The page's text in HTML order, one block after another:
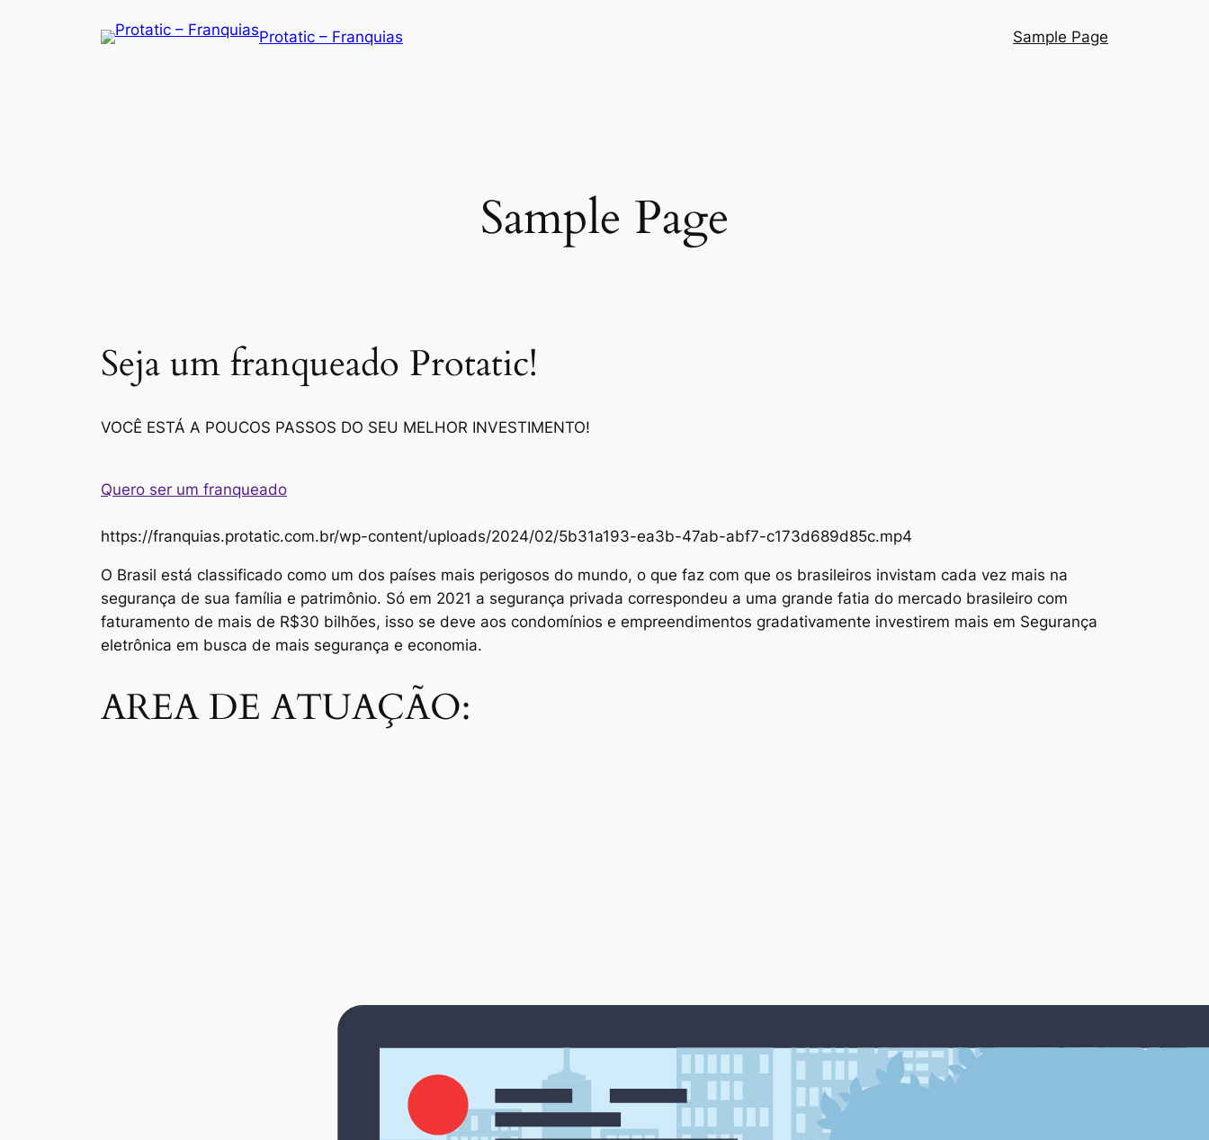
Protatic – Franquias Sample Page
Sample Page
Seja um franqueado Protatic!
VOCÊ ESTÁ A POUCOS PASSOS DO SEU MELHOR INVESTIMENTO!
Quero ser um franqueado
https://franquias.protatic.com.br/wp-content/uploads/2024/02/5b31a193-ea3b-47ab-abf7-c173d689d85c.mp4
O Brasil está classificado como um dos países mais perigosos do mundo, o que faz com que os brasileiros invistam cada vez mais na
segurança de sua família e patrimônio. Só em 2021 a segurança privada correspondeu a uma grande fatia do mercado brasileiro com
faturamento de mais de R$30 bilhões, isso se deve aos condomínios e empreendimentos gradativamente investirem mais em Segurança
eletrônica em busca de mais segurança e economia.
AREA DE ATUAÇÃO: